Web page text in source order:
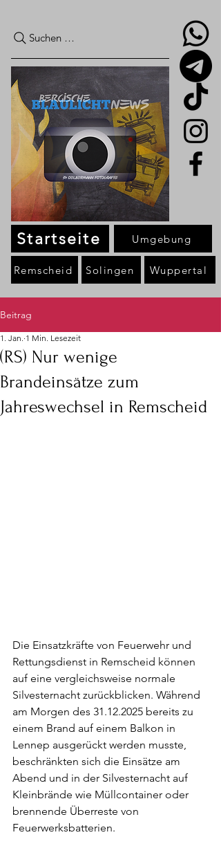
Suchen …
Startseite
Remscheid Solingen Wuppertal
Umgebung
Beitrag
(RS) Nur wenige
Brandeinsätze zum
Jahreswechsel in Remscheid
1. Jan. 1 Min. Lesezeit
Die Einsatzkräfte von Feuerwehr und
Rettungsdienst in Remscheid können
auf eine vergleichsweise normale
Silvesternacht zurückblicken. Während
am Morgen des 31.12.2025 bereits zu
einem Brand auf einem Balkon in
Lennep ausgerückt werden musste,
beschränkten sich die Einsätze am
Abend und in der Silvesternacht auf
Kleinbrände wie Müllcontainer oder
brennende Überreste von
Feuerwerksbatterien.